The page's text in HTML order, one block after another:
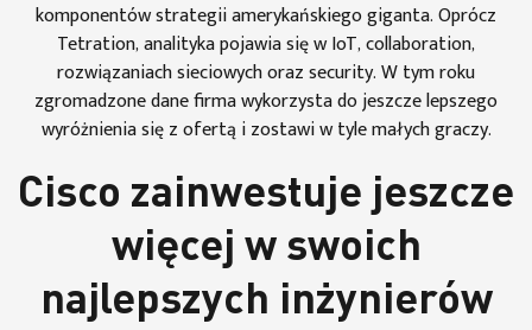
komponentów strategii amerykańskiego giganta. Oprócz
Tetration, analityka pojawia się w IoT, collaboration,
rozwiązaniach sieciowych oraz security. W tym roku
zgromadzone dane firma wykorzysta do jeszcze lepszego
wyróżnienia się z ofertą i zostawi w tyle małych graczy.
Cisco zainwestuje jeszcze
więcej w swoich
najlepszych inżynierów